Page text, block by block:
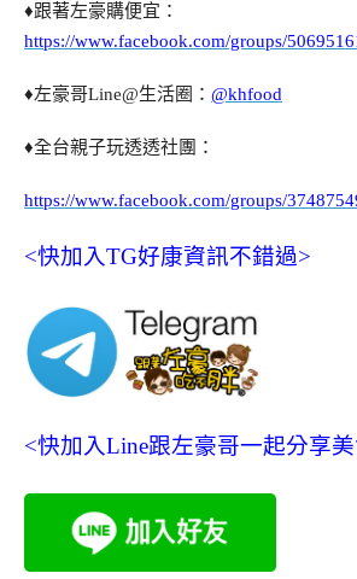
♦跟著左豪購便宜：
https://www.facebook.com/groups/
♦左豪哥Line@生活圈： @khfood
♦全台親子玩透透社團：
https://www.facebook.com/groups/
<快加入TG好康資訊不錯過>
<快加入Line跟左豪哥一起分享